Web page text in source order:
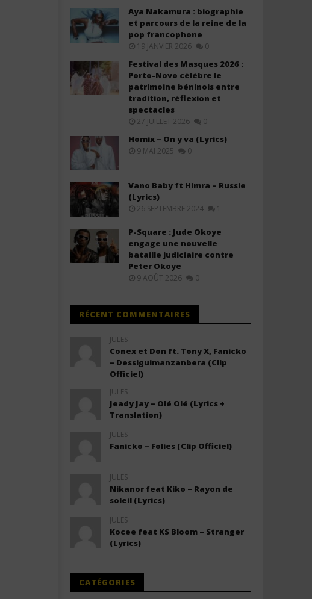
Aya Nakamura : biographie
et parcours de la reine de la
pop francophone
19 JANVIER 2026 0
Festival des Masques 2026 :
Porto-Novo célèbre le
patrimoine béninois entre
tradition, réflexion et
spectacles
27 JUILLET 2026 0
Homix – On y va (Lyrics)
9 MAI 2025 0
Vano Baby ft Himra – Russie
(Lyrics)
26 SEPTEMBRE 2024 1
P-Square : Jude Okoye
engage une nouvelle
bataille judiciaire contre
Peter Okoye
9 AOÛT 2026 0
RÉCENT COMMENTAIRES
JULES
Conex et Don ft. Tony X, Fanicko
– Dessiguimanzanbera (Clip
Officiel)
JULES
Jeady Jay – Olé Olé (Lyrics +
Translation)
JULES
Fanicko – Folies (Clip Officiel)
JULES
Nikanor feat Kiko – Rayon de
soleil (Lyrics)
JULES
Kocee feat KS Bloom – Stranger
(Lyrics)
CATÉGORIES